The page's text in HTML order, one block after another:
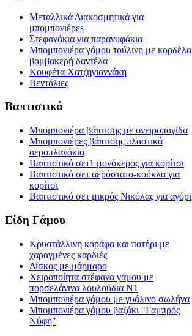
Μεταλλικά Διακοσμητικά για
μπομπονιέρεs
Στεφανάκια για παρανυφάκια
Μπομπονιέρα γάμου τούλινη με κορδέλα
βαμβακερή δαντέλα
Κουφέτα Χατζηγιαννάκη
Βεντάλιες
Βαπτιστικά
Μπομπονιέρα βάπτισης με ονειροπαγίδα
Μπομπονιέρες βάπτισης πλαστικά
αεροπλανάκια
Βαπτιστικό σετ1 μονόκερος για κορίτσι
Βαπτιστικό σετ αερόστατο-κούκλα για
κορίτσι
Βαπτιστικό σετ μικρός Νικόλας για αγόρι
Είδη Γάμου
Κρυστάλλινη καράφα και ποτήρι με
χαραγμένες καρδιές
Δίσκος με μάρμαρο
Χειροποίητα στέφανα γάμου με
πορσελάνινα λουλούδια Ν1
Μπομπονιέρα γάμου με γυάλινο σωλήνα
Μπομπονιέρα γάμου βαζάκι "Γαμπρός
Νύφη"